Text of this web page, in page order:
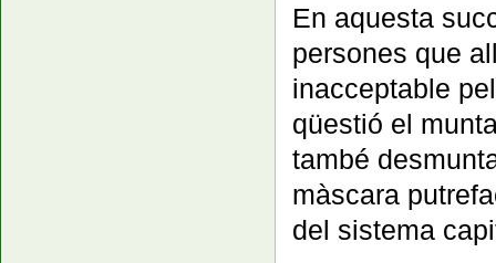
En aquesta
persones que
inacceptable
qüestió el
també
màscara
del sistema